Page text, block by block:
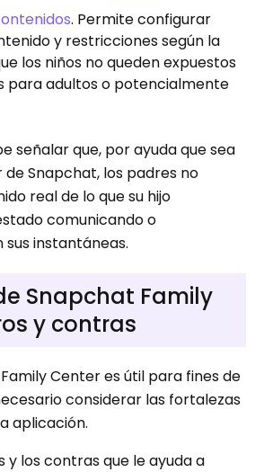
. Permite configurar
y restricciones según la
los niños no queden expuestos
para adultos o potencialmente
señalar que, por ayuda que sea
Snapchat, los padres no
real de lo que su hijo
comunicando o
instantáneas.
Snapchat Family
y contras
Center es útil para fines de
considerar las fortalezas
aplicación.
y los contras que le ayuda a